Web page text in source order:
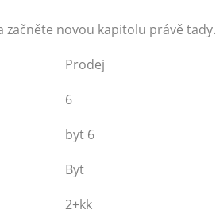
začněte novou kapitolu právě tady.
Prodej
6
byt 6
Byt
2+kk